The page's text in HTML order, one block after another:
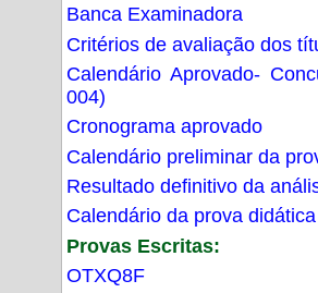
Banca Examinadora
Critérios de avaliação dos
Calendário Aprovado-
004)
Cronograma aprovado
Calendário preliminar da
Resultado definitivo da
Calendário da prova didática
Provas Escritas:
OTXQ8F